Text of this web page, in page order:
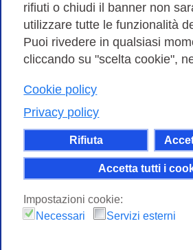
rifiuti o chiudi il banner non
utilizzare tutte le funzionalità
Puoi rivedere in qualsiasi
cliccando su "scelta cookie",
Cookie policy
Privacy policy
Rifiuta
Accetta tutti i
Impostazioni cookie:
Necessari
Servizi esterni
Consortium GARR - Via dei Tizii,
| CF 97284570583 – PI
Destinatario
Il contenuto di questo sito e'
altrimenti indicato, secondo i
Creative
stesso modo 4.0